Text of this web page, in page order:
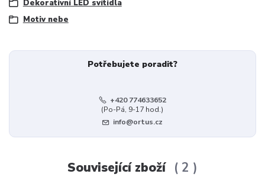
Dekorativní LED svítidla
Motiv nebe
Potřebujete poradit?
+420 774633652
(Po-Pá, 9-17 hod.)
info@ortus.cz
Související zboží 2